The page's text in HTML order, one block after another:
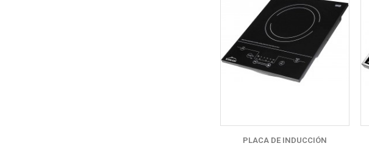
PLACA DE INDUCCIÓN